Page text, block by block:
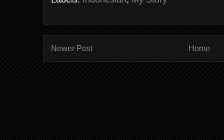
Newer Post Home